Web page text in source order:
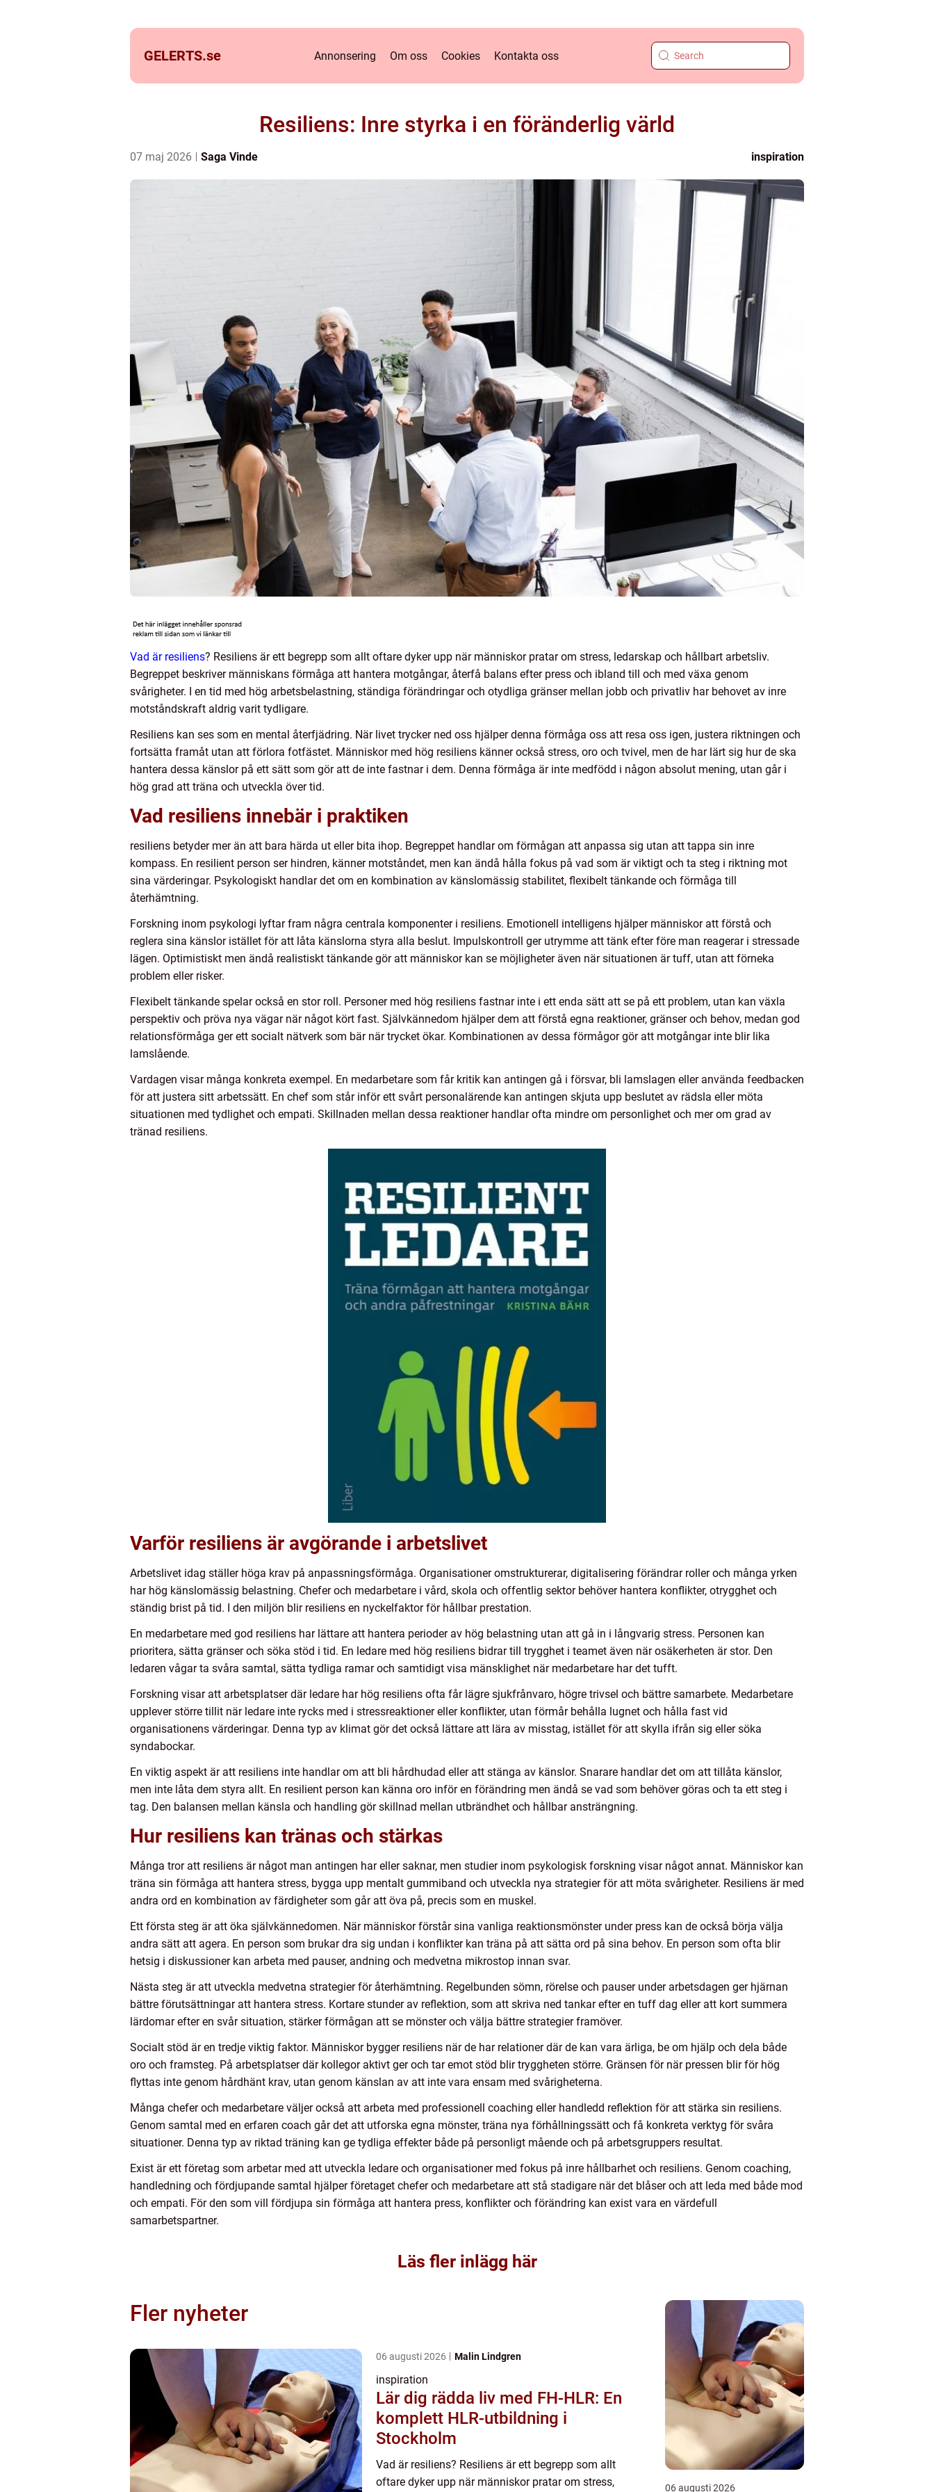
GELERTS.se Annonsering Om oss Cookies Kontakta oss
Resiliens: Inre styrka i en föränderlig värld
07 maj 2026 Saga Vinde inspiration
Vad är resiliens? Resiliens är ett begrepp som allt oftare dyker upp när människor pratar om stress, ledarskap och hållbart arbetsliv.
Begreppet beskriver människans förmåga att hantera motgångar, återfå balans efter press och ibland till och med växa genom
svårigheter. I en tid med hög arbetsbelastning, ständiga förändringar och otydliga gränser mellan jobb och privatliv har behovet av inre
motståndskraft aldrig varit tydligare.
Resiliens kan ses som en mental återfjädring. När livet trycker ned oss hjälper denna förmåga oss att resa oss igen, justera riktningen och
fortsätta framåt utan att förlora fotfästet. Människor med hög resiliens känner också stress, oro och tvivel, men de har lärt sig hur de ska
hantera dessa känslor på ett sätt som gör att de inte fastnar i dem. Denna förmåga är inte medfödd i någon absolut mening, utan går i
hög grad att träna och utveckla över tid.
Vad resiliens innebär i praktiken
resiliens betyder mer än att bara härda ut eller bita ihop. Begreppet handlar om förmågan att anpassa sig utan att tappa sin inre
kompass. En resilient person ser hindren, känner motståndet, men kan ändå hålla fokus på vad som är viktigt och ta steg i riktning mot
sina värderingar. Psykologiskt handlar det om en kombination av känslomässig stabilitet, flexibelt tänkande och förmåga till
återhämtning.
Forskning inom psykologi lyftar fram några centrala komponenter i resiliens. Emotionell intelligens hjälper människor att förstå och
reglera sina känslor istället för att låta känslorna styra alla beslut. Impulskontroll ger utrymme att tänk efter före man reagerar i stressade
lägen. Optimistiskt men ändå realistiskt tänkande gör att människor kan se möjligheter även när situationen är tuff, utan att förneka
problem eller risker.
Flexibelt tänkande spelar också en stor roll. Personer med hög resiliens fastnar inte i ett enda sätt att se på ett problem, utan kan växla
perspektiv och pröva nya vägar när något kört fast. Självkännedom hjälper dem att förstå egna reaktioner, gränser och behov, medan god
relationsförmåga ger ett socialt nätverk som bär när trycket ökar. Kombinationen av dessa förmågor gör att motgångar inte blir lika
lamslående.
Vardagen visar många konkreta exempel. En medarbetare som får kritik kan antingen gå i försvar, bli lamslagen eller använda feedbacken
för att justera sitt arbetssätt. En chef som står inför ett svårt personalärende kan antingen skjuta upp beslutet av rädsla eller möta
situationen med tydlighet och empati. Skillnaden mellan dessa reaktioner handlar ofta mindre om personlighet och mer om grad av
tränad resiliens.
Varför resiliens är avgörande i arbetslivet
Arbetslivet idag ställer höga krav på anpassningsförmåga. Organisationer omstrukturerar, digitalisering förändrar roller och många yrken
har hög känslomässig belastning. Chefer och medarbetare i vård, skola och offentlig sektor behöver hantera konflikter, otrygghet och
ständig brist på tid. I den miljön blir resiliens en nyckelfaktor för hållbar prestation.
En medarbetare med god resiliens har lättare att hantera perioder av hög belastning utan att gå in i långvarig stress. Personen kan
prioritera, sätta gränser och söka stöd i tid. En ledare med hög resiliens bidrar till trygghet i teamet även när osäkerheten är stor. Den
ledaren vågar ta svåra samtal, sätta tydliga ramar och samtidigt visa mänsklighet när medarbetare har det tufft.
Forskning visar att arbetsplatser där ledare har hög resiliens ofta får lägre sjukfrånvaro, högre trivsel och bättre samarbete. Medarbetare
upplever större tillit när ledare inte rycks med i stressreaktioner eller konflikter, utan förmår behålla lugnet och hålla fast vid
organisationens värderingar. Denna typ av klimat gör det också lättare att lära av misstag, istället för att skylla ifrån sig eller söka
syndabockar.
En viktig aspekt är att resiliens inte handlar om att bli hårdhudad eller att stänga av känslor. Snarare handlar det om att tillåta känslor,
men inte låta dem styra allt. En resilient person kan känna oro inför en förändring men ändå se vad som behöver göras och ta ett steg i
tag. Den balansen mellan känsla och handling gör skillnad mellan utbrändhet och hållbar ansträngning.
Hur resiliens kan tränas och stärkas
Många tror att resiliens är något man antingen har eller saknar, men studier inom psykologisk forskning visar något annat. Människor kan
träna sin förmåga att hantera stress, bygga upp mentalt gummiband och utveckla nya strategier för att möta svårigheter. Resiliens är med
andra ord en kombination av färdigheter som går att öva på, precis som en muskel.
Ett första steg är att öka självkännedomen. När människor förstår sina vanliga reaktionsmönster under press kan de också börja välja
andra sätt att agera. En person som brukar dra sig undan i konflikter kan träna på att sätta ord på sina behov. En person som ofta blir
hetsig i diskussioner kan arbeta med pauser, andning och medvetna mikrostop innan svar.
Nästa steg är att utveckla medvetna strategier för återhämtning. Regelbunden sömn, rörelse och pauser under arbetsdagen ger hjärnan
bättre förutsättningar att hantera stress. Kortare stunder av reflektion, som att skriva ned tankar efter en tuff dag eller att kort summera
lärdomar efter en svår situation, stärker förmågan att se mönster och välja bättre strategier framöver.
Socialt stöd är en tredje viktig faktor. Människor bygger resiliens när de har relationer där de kan vara ärliga, be om hjälp och dela både
oro och framsteg. På arbetsplatser där kollegor aktivt ger och tar emot stöd blir tryggheten större. Gränsen för när pressen blir för hög
flyttas inte genom hårdhänt krav, utan genom känslan av att inte vara ensam med svårigheterna.
Många chefer och medarbetare väljer också att arbeta med professionell coaching eller handledd reflektion för att stärka sin resiliens.
Genom samtal med en erfaren coach går det att utforska egna mönster, träna nya förhållningssätt och få konkreta verktyg för svåra
situationer. Denna typ av riktad träning kan ge tydliga effekter både på personligt mående och på arbetsgruppers resultat.
Exist är ett företag som arbetar med att utveckla ledare och organisationer med fokus på inre hållbarhet och resiliens. Genom coaching,
handledning och fördjupande samtal hjälper företaget chefer och medarbetare att stå stadigare när det blåser och att leda med både mod
och empati. För den som vill fördjupa sin förmåga att hantera press, konflikter och förändring kan exist vara en värdefull
samarbetspartner.
Läs fler inlägg här
Fler nyheter
06 augusti 2026 Malin Lindgren
inspiration
Lär dig rädda liv med FH-HLR: En
komplett HLR-utbildning i
Stockholm
Vad är resiliens? Resiliens är ett begrepp som allt
oftare dyker upp när människor pratar om stress,
06 augusti 2026